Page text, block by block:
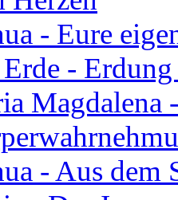
- Eure
-
Magdalena
- Aus dem